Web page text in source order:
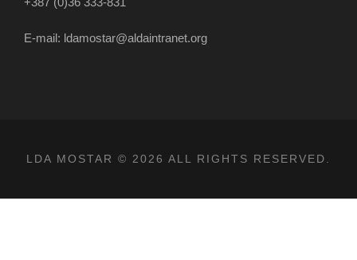
E-mail: ldamostar@aldaintranet.org
LDA MOSTAR © 2026 ALL RIGHTS RESERVED.